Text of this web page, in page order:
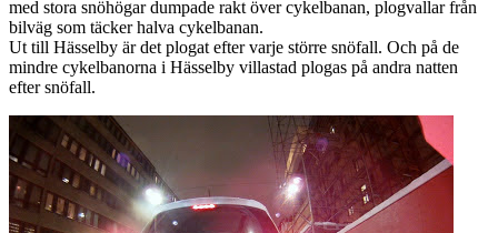
med stora snöhögar dumpade rakt över cykelbanan, plogvallar från
bilväg som täcker halva cykelbanan.
Ut till Hässelby är det plogat efter varje större snöfall. Och på de
mindre cykelbanorna i Hässelby villastad plogas på andra natten
efter snöfall.